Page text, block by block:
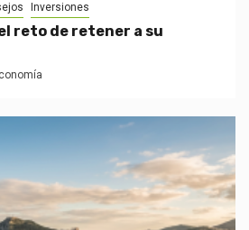
Inversiones
reto de retener a su